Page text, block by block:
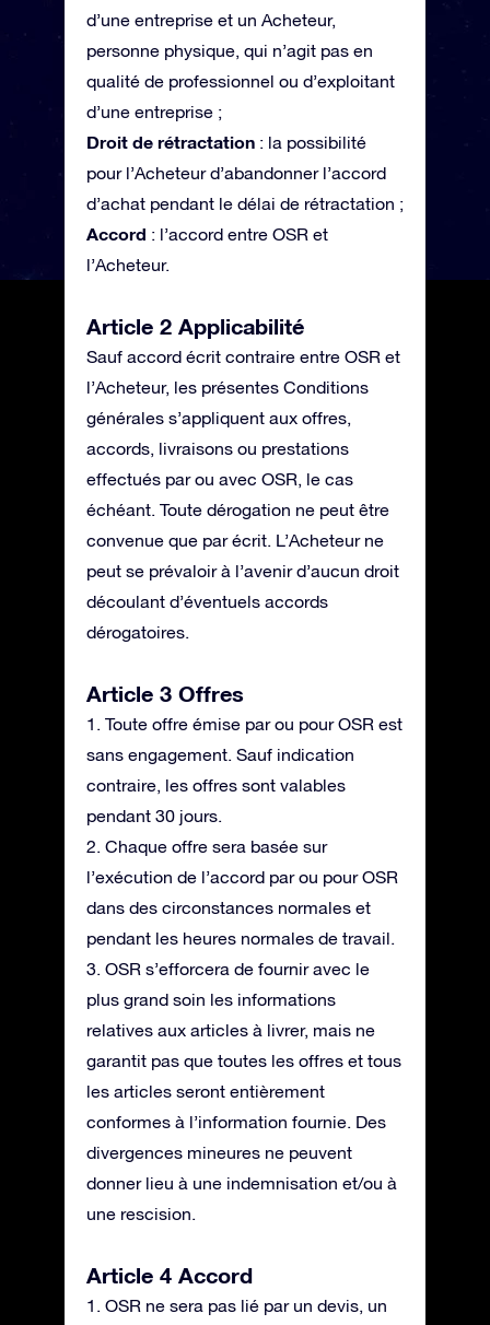
d’une entreprise et un Acheteur,
personne physique, qui n’agit pas en
qualité de professionnel ou d’exploitant
d’une entreprise ;
Droit de rétractation : la possibilité
pour l’Acheteur d’abandonner l’accord
d’achat pendant le délai de rétractation ;
Accord : l’accord entre OSR et
l’Acheteur.
Article 2 Applicabilité
Sauf accord écrit contraire entre OSR et
l’Acheteur, les présentes Conditions
générales s’appliquent aux offres,
accords, livraisons ou prestations
effectués par ou avec OSR, le cas
échéant. Toute dérogation ne peut être
convenue que par écrit. L’Acheteur ne
peut se prévaloir à l’avenir d’aucun droit
découlant d’éventuels accords
dérogatoires.
Article 3 Offres
1. Toute offre émise par ou pour OSR est
sans engagement. Sauf indication
contraire, les offres sont valables
pendant 30 jours.
2. Chaque offre sera basée sur
l’exécution de l’accord par ou pour OSR
dans des circonstances normales et
pendant les heures normales de travail.
3. OSR s’efforcera de fournir avec le
plus grand soin les informations
relatives aux articles à livrer, mais ne
garantit pas que toutes les offres et tous
les articles seront entièrement
conformes à l’information fournie. Des
divergences mineures ne peuvent
donner lieu à une indemnisation et/ou à
une rescision.
Article 4 Accord
1. OSR ne sera pas lié par un devis, un